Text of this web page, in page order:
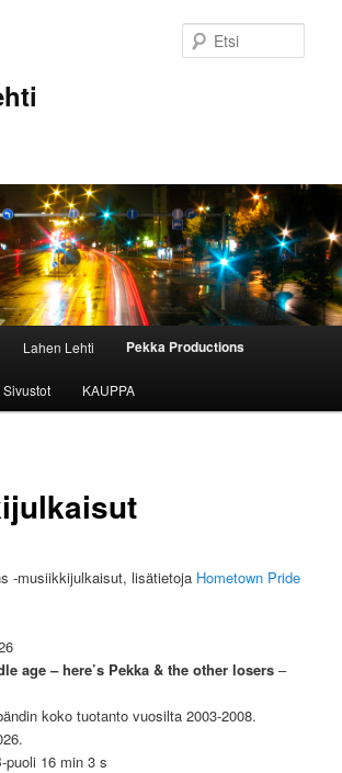
Lahen Lehti Pekka Productions
Sivustot KAUPPA
-musiikkijulkaisut, lisätietoja Hometown Pride
age – here’s Pekka & the other losers–
koko tuotanto vuosilta 2003-2008.
puoli 16 min 3 s